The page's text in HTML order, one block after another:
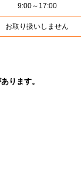
9:00～17:00
お取り扱いしません
ります。